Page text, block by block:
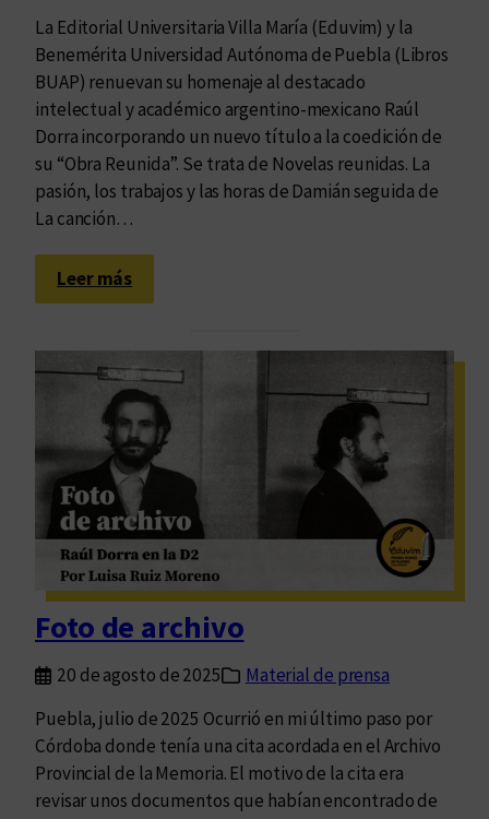
d
e
v
i
s
l
u
m
b
r
e
s
e
m
u
n
d
o
p
s
i
l
e
q
u
La Editorial Universitaria Villa María (Eduvim) y la
Benemérita Universidad Autónoma de Puebla (Libros
BUAP) renuevan su homenaje al destacado
intelectual y académico argentino-mexicano Raúl
Dorra incorporando un nuevo título a la coedición de
su “Obra Reunida”. Se trata de Novelas reunidas. La
pasión, los trabajos y las horas de Damián seguida de
La canción…
Leer más:
L
s
n
o
v
e
a
s
r
e
u
i
d
a
s
d
Foto de archivo
20 de agosto de 2025
Material de prensa
Puebla, julio de 2025 Ocurrió en mi último paso por
Córdoba donde tenía una cita acordada en el Archivo
Provincial de la Memoria. El motivo de la cita era
revisar unos documentos que habían encontrado de